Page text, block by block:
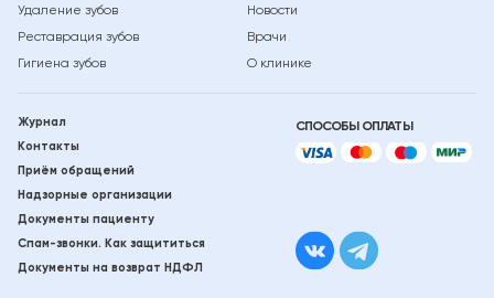
Удаление зубов
Реставрация зубов
Гигиена зубов
Новости
Врачи
О клинике
Журнал
Контакты
Приём обращений
Надзорные организации
Документы пациенту
Спам-звонки. Как защититься
Документы на возврат НДФЛ
СПОСОБЫОПЛАТЫ